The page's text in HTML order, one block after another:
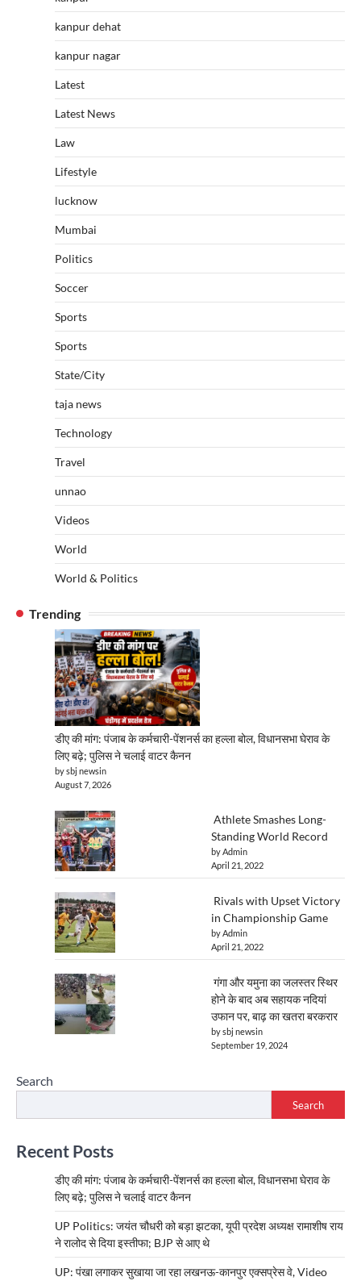
kanpur dehat
kanpur nagar
Latest
Latest News
Law
Lifestyle
lucknow
Mumbai
Politics
Soccer
Sports
Sports
State/City
taja news
Technology
Travel
unnao
Videos
World
World & Politics
Trending
डीए की मांग: पंजाब के कर्मचारी-पेंशनर्स का हल्ला बोल, विधानसभा घेराव के
लिए बढ़े; पुलिस ने चलाई वाटर कैनन
by sbj newsin
August 7, 2026
Athlete Smashes Long-
Standing World Record
by Admin
April 21, 2022
Rivals with Upset Victory
in Championship Game
by Admin
April 21, 2022
गंगा और यमुना का जलस्तर स्थिर
होने के बाद अब सहायक नदियां
उफान पर, बाढ़ का खतरा बरकरार
by sbj newsin
September 19, 2024
Search
Search
Recent Posts
डीए की मांग: पंजाब के कर्मचारी-पेंशनर्स का हल्ला बोल, विधानसभा घेराव के
लिए बढ़े; पुलिस ने चलाई वाटर कैनन
UP Politics: जयंत चौधरी को बड़ा झटका, यूपी प्रदेश अध्यक्ष रामाशीष राय
ने रालोद से दिया इस्तीफा; BJP से आए थे
UP: पंखा लगाकर सुखाया जा रहा लखनऊ-कानपुर एक्सप्रेस वे, Video